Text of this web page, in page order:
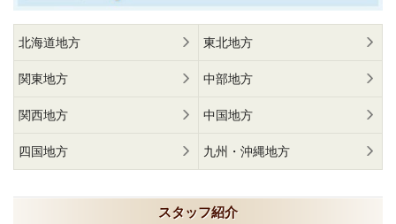
北海道地方 東北地方
関東地方 中部地方
関西地方 中国地方
四国地方 九州・沖縄地方
スタッフ紹介